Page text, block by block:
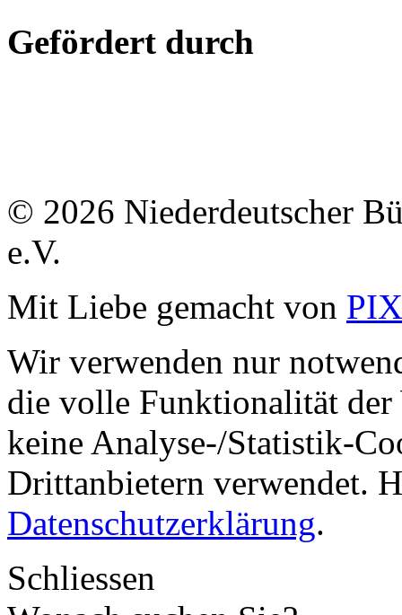
Gefördert durch
© 2026 Niederdeutscher
e.V.
Mit Liebe gemacht von
Wir verwenden nur
die volle Funktionalität der
keine Analyse-/Statistik-
Drittanbietern verwendet.
Datenschutzerklärung.
Schliessen